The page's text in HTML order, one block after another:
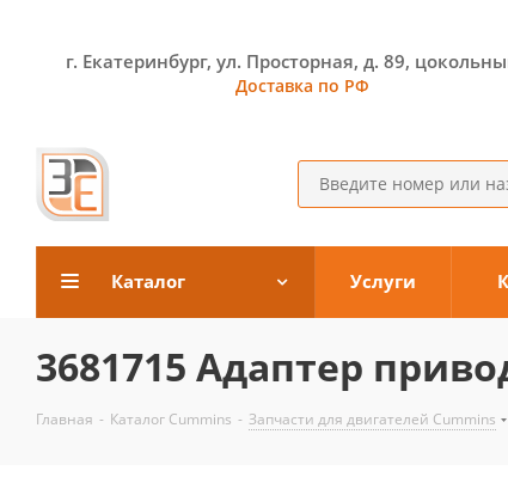
г. Екатеринбург, ул. Просторная, д. 89,
Доставка по РФ
Каталог Услуги
3681715 Адаптер
Главная - Каталог Cummins - Запчасти для двигателей Cummins